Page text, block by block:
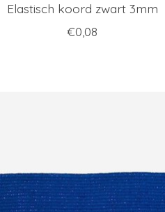
Elastisch koord zwart 3mm
€0,08